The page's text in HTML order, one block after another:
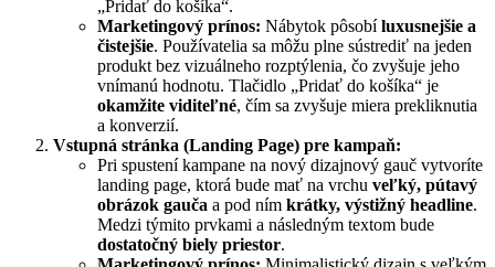
„Pridať do košíka“.
Marketingový prínos: Nábytok pôsobíluxusnejšie a
čistejšie. Používatelia sa môžu plne sústrediť na jeden
produkt bez vizuálneho rozptýlenia, čo zvyšuje jeho
vnímanú hodnotu. Tlačidlo „Pridať do košíka“ je
okamžite viditeľné, čím sa zvyšuje miera prekliknutia
a konverzií.
Vstupná stránka (Landing Page) pre kampaň:
Pri spustení kampane na nový dizajnový gauč vytvoríte
landing page, ktorá bude mať na vrchu veľký, pútavý
obrázok gauča a pod ním krátky, výstižný headline.
Medzi týmito prvkami a následným textom bude
dostatočný biely priestor.